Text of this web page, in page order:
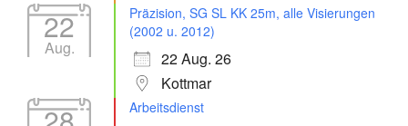
22
Aug.
Präzision, SG SL KK 25m, alle Visierungen
(2002 u. 2012)
22 Aug. 26
Kottmar
Arbeitsdienst